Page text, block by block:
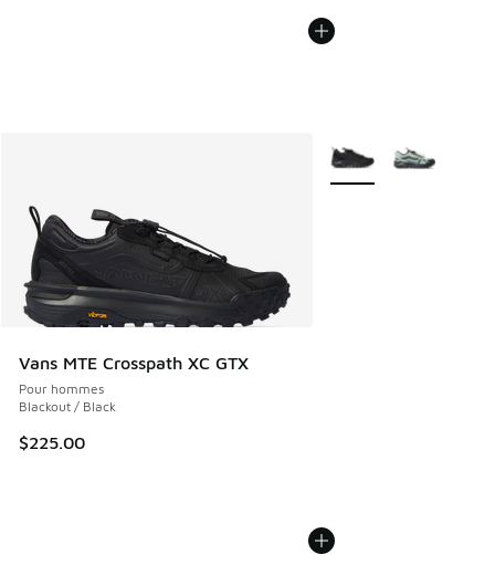
Vans MTE Crosspath XC GTX
Pour hommes
Blackout / Black
$225.00
Plus de couleurs